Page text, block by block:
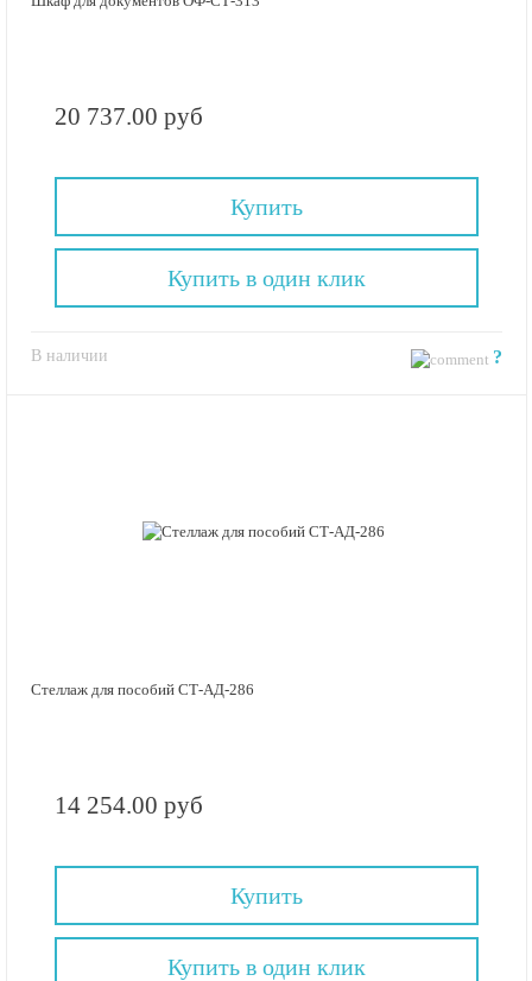
20 737.00 руб
Купить
В наличии ?
Купить в один клик
Стеллаж для пособий СТ-АД-286
14 254.00 руб
Купить
Купить в один клик